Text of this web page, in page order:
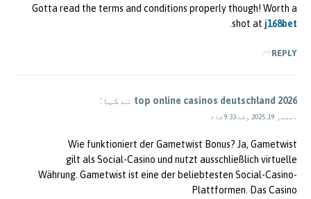
Gotta read the terms and conditions properly though! Worth a
shot at j168bet
REPLY
top online casinos deutschland 2026 نے کہا:
دسمبر 19, 2025 وقت 9:33 شام
Wie funktioniert der Gametwist Bonus? Ja, Gametwist
gilt als Social-Casino und nutzt ausschließlich virtuelle
Währung. Gametwist ist eine der beliebtesten Social-Casino-
Plattformen. Das Casino